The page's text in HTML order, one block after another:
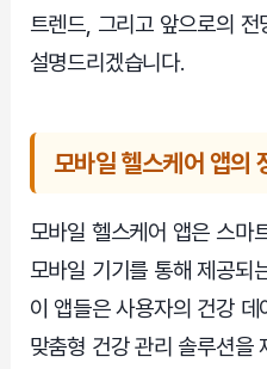
트렌드, 그리고 앞으로의 전
설명드리겠습니다.
모바일 헬스케어 앱의
모바일 헬스케어 앱은 스마
모바일 기기를 통해 제공되
이 앱들은 사용자의 건강
맞춤형 건강 관리 솔루션을